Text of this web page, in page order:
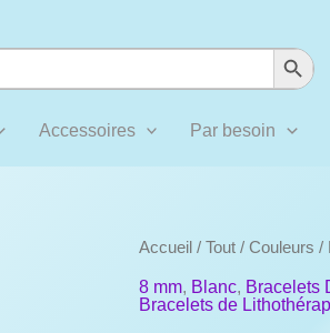
Search Button
Accessoires Par besoin
Accueil /Tout /Couleurs /
8 mm, Blanc, Bracelets
Bracelets de